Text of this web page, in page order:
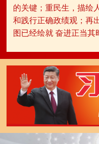
的关键；重民生，描绘
和践行正确政绩观；再
图已经绘就 奋进正当其